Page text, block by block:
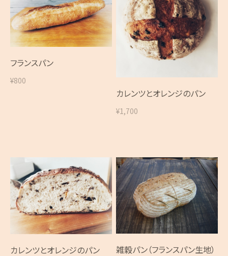
フランスパン
¥800
カレンツとオレンジのパン
¥1,700
カレンツとオレンジのパン 雑穀パン（フランスパン生地）